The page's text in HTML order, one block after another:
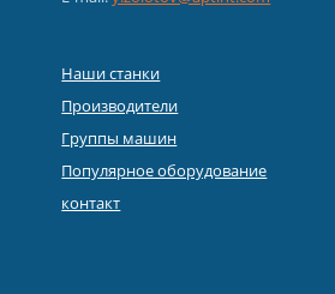
Наши станки
Производители
Группы машин
Популярное оборудование
контакт